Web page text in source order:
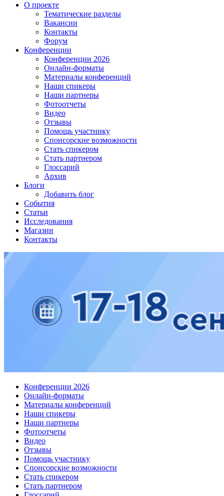
О проекте
Тематические разделы
Вакансии
Контакты
Форум
Конференции
Конференции 2026
Онлайн-форматы
Материалы конференций
Наши спикеры
Наши партнеры
Фотоотчеты
Видео
Отзывы
Помощь участнику
Спонсорские возможности
Стать спикером
Стать партнером
Глоссарий
Архив
Блоги
Добавить блог
События
Статьи
Исследования
Магазин
Контакты
Конференции 2026
Онлайн-форматы
Материалы конференций
Наши спикеры
Наши партнеры
Фотоотчеты
Видео
Отзывы
Помощь участнику
Спонсорские возможности
Стать спикером
Стать партнером